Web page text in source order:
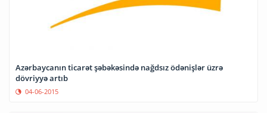
Azərbaycanın ticarət şəbəkəsində nağdsız ödənişlər üzrə
dövriyyə artıb
04-06-2015